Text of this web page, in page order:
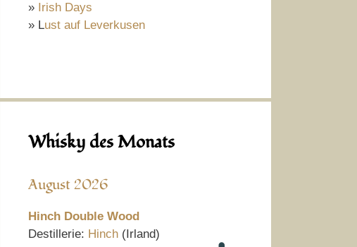
» Irish Days
» Lust auf Leverkusen
Whisky des Monats
August 2026
Hinch Double Wood
Destillerie: Hinch (Irland)